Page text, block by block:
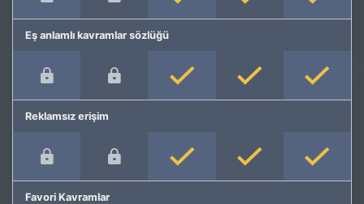
Eş anlamlı kavramlar sözlüğü
Reklamsız erişim
Favori Kavramlar